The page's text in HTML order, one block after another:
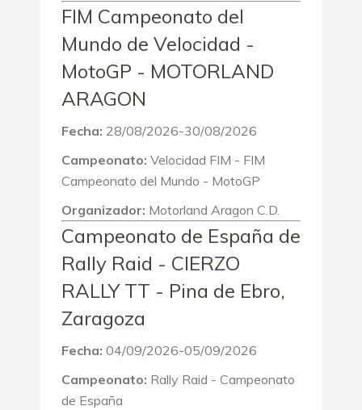
FIM Campeonato del
Mundo de Velocidad -
MotoGP - MOTORLAND
ARAGON
Fecha: 28/08/2026-30/08/2026
Campeonato: Velocidad FIM - FIM
Campeonato del Mundo - MotoGP
Organizador: Motorland Aragon C.D.
Campeonato de España de
Rally Raid - CIERZO
RALLY TT - Pina de Ebro,
Zaragoza
Fecha: 04/09/2026-05/09/2026
Campeonato: Rally Raid - Campeonato
de España